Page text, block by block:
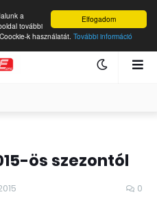
Elfogadom
a
további
k használatát. További információ
ös szezontól
0